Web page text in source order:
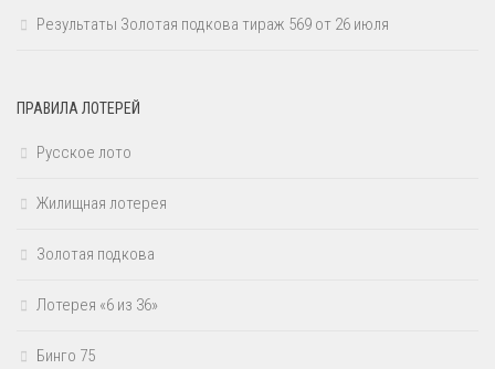
Результаты Золотая подкова тираж 569 от 26 июля
ПРАВИЛА ЛОТЕРЕЙ
Русское лото
Жилищная лотерея
Золотая подкова
Лотерея «6 из 36»
Бинго 75